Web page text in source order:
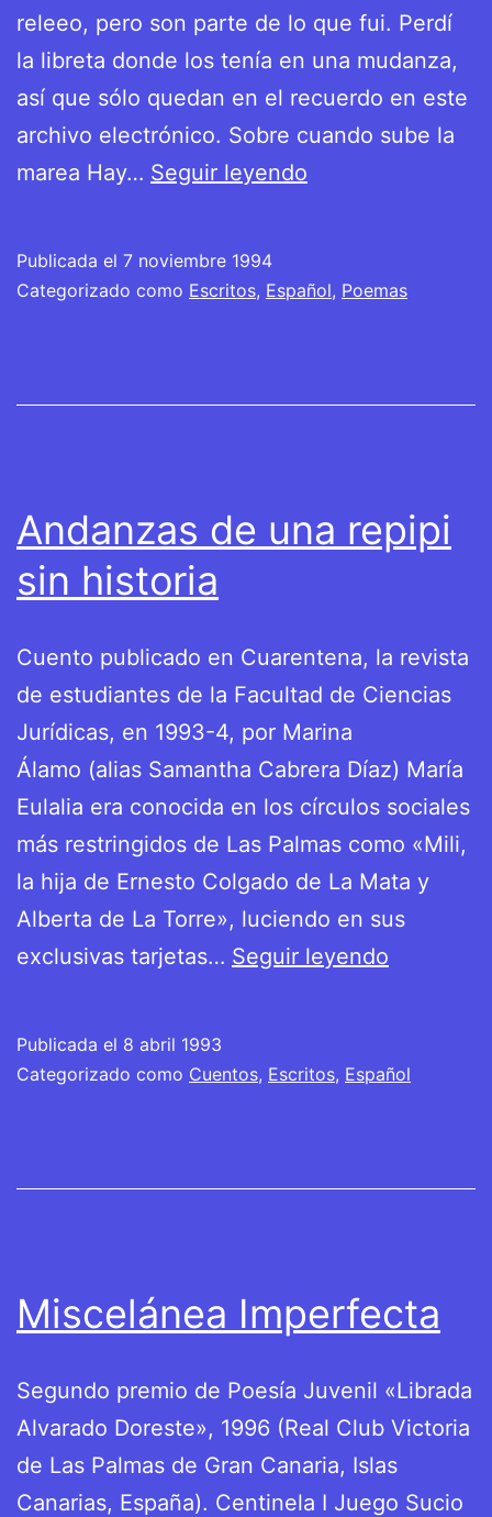
releeo, pero son parte de lo que fui. Perdí
la libreta donde los tenía en una mudanza,
así que sólo quedan en el recuerdo en este
archivo electrónico. Sobre cuando sube la
marea Hay… Seguir leyendo
Meridiano
Publicada el 7 noviembre 1994
Categorizado como Escritos, Español, Poemas
Andanzas de una repipi
sin historia
Cuento publicado en Cuarentena, la revista
de estudiantes de la Facultad de Ciencias
Jurídicas, en 1993-4, por Marina
Álamo (alias Samantha Cabrera Díaz) María
Eulalia era conocida en los círculos sociales
más restringidos de Las Palmas como «Mili,
la hija de Ernesto Colgado de La Mata y
Alberta de La Torre», luciendo en sus
exclusivas tarjetas… Seguir leyendo
repipi
Publicada el 8 abril 1993
Categorizado como Cuentos, Escritos, Español
Miscelánea Imperfecta
Segundo premio de Poesía Juvenil «Librada
Alvarado Doreste», 1996 (Real Club Victoria
de Las Palmas de Gran Canaria, Islas
Canarias, España). Centinela I Juego Sucio